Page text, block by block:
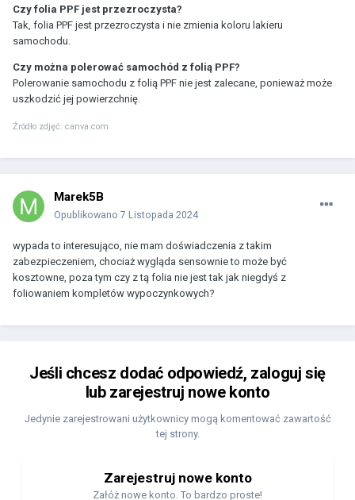
Czy folia PPF jest przezroczysta?
Tak, folia PPF jest przezroczysta i nie zmienia koloru lakieru
samochodu.
Czy można polerować samochód z folią PPF?
Polerowanie samochodu z folią PPF nie jest zalecane, ponieważ może
uszkodzić jej powierzchnię.
Źródło zdjęć: canva.com
Marek5B
Opublikowano 7 Listopada 2024
wypada to interesująco, nie mam doświadczenia z takim
zabezpieczeniem, chociaż wygląda sensownie to może być
kosztowne, poza tym czy z tą folia nie jest tak jak niegdyś z
foliowaniem kompletów wypoczynkowych?
Jeśli chcesz dodać odpowiedź, zaloguj się
lub zarejestruj nowe konto
Jedynie zarejestrowani użytkownicy mogą komentować zawartość
tej strony.
Zarejestruj nowe konto
Załóż nowe konto. To bardzo proste!